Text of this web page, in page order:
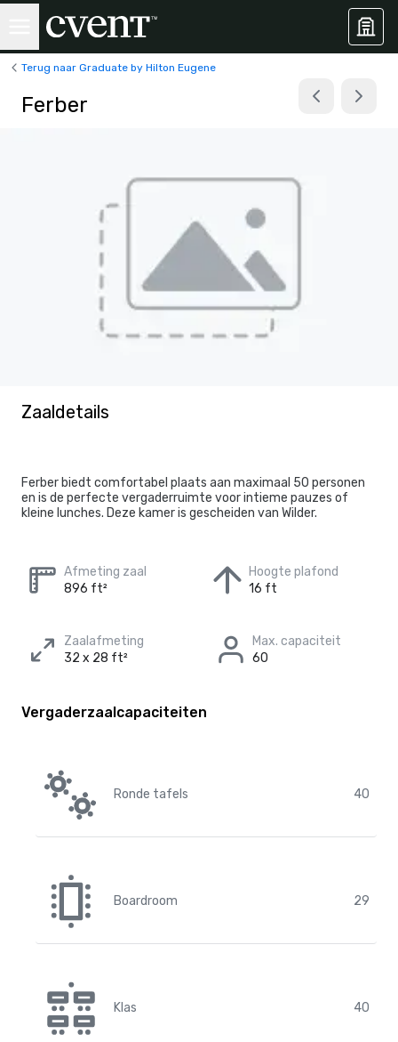
Terug naar Graduate by Hilton Eugene
Ferber
Zaaldetails
Ferber biedt comfortabel plaats aan maximaal 50 personen
en is de perfecte vergaderruimte voor intieme pauzes of
kleine lunches. Deze kamer is gescheiden van Wilder.
Afmeting zaal
896 ft²
Hoogte plafond
16 ft
Zaalafmeting
32 x 28 ft²
Max. capaciteit
60
Vergaderzaalcapaciteiten
Ronde tafels 40
Boardroom 29
Klas 40